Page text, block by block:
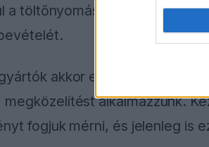
a töltőnyomás, a turbóátmérő
akkor egységes
megközelítést alkalmazzunk.
fogjuk mérni, és jelenleg is